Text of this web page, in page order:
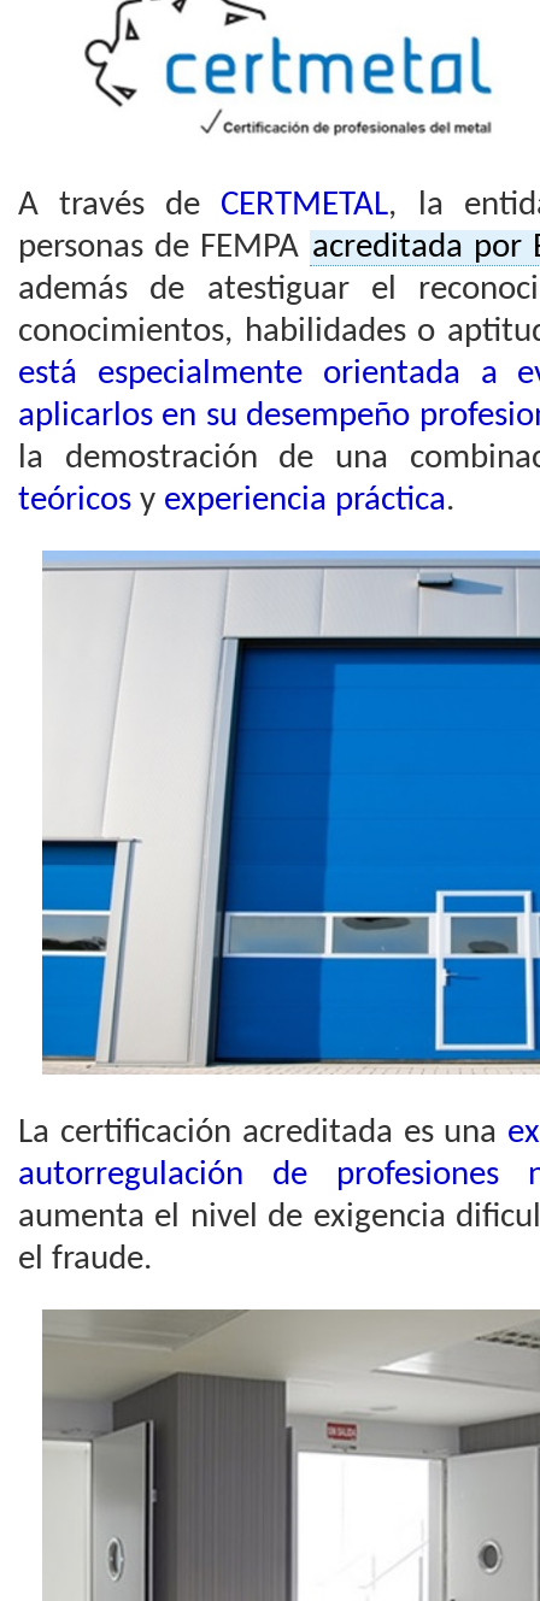
A través de CERTMETAL, la
personas de FEMPA acreditada por
además de atestiguar el
conocimientos, habilidades o
está especialmente orientada a
aplicarlos en su desempeño
la demostración de una
teóricos y experiencia práctica.
La certificación acreditada es una
autorregulación de profesiones
aumenta el nivel de exigencia
el fraude.